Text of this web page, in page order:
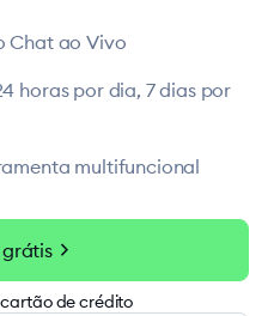
Chat ao Vivo
horas por dia, 7 dias por
multifuncional
chevron_right
de crédito